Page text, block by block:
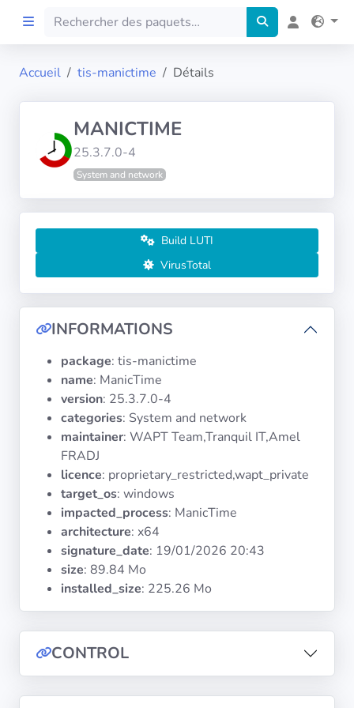
Preprod
Architectures
Systèmes
d'exploitation
Catégories
Licences
Documentation
Forum
Accueil tis-manictime Détails
MANICTIME
25.3.7.0-4
System and network
Build LUTI
VirusTotal
INFORMATIONS
package: tis-manictime
name: ManicTime
version: 25.3.7.0-4
categories: System and network
maintainer: WAPT Team,Tranquil IT,Amel
FRADJ
licence: proprietary_restricted,wapt_private
target_os: windows
impacted_process: ManicTime
architecture: x64
signature_date: 19/01/2026 20:43
size: 89.84 Mo
installed_size: 225.26 Mo
CONTROL